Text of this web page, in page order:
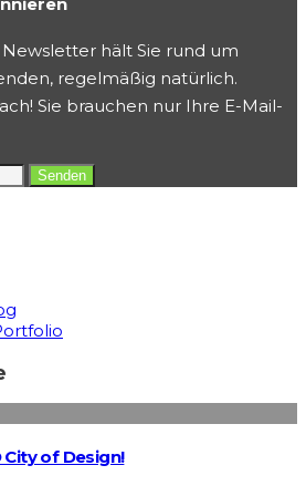
Newsletter hält Sie rund um
regelmäßig natürlich.
Sie brauchen nur Ihre E-Mail-
City of Design!